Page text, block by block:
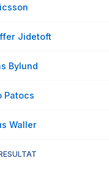
Jidetoft
Bylund
Patocs
Waller